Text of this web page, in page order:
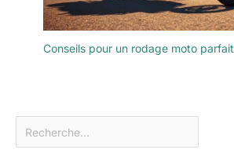
Conseils pour un rodage moto parfait